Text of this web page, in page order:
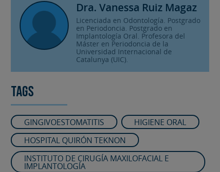
Dra. Vanessa Ruiz Magaz
Licenciada en Odontología. Postgrado
en Periodoncia. Postgrado en
Implantología Oral. Profesora del
Máster en Periodoncia de la
Universidad Internacional de
Catalunya (UIC).
Tags
GINGIVOESTOMATITIS
HIGIENE ORAL
HOSPITAL QUIRÓN TEKNON
INSTITUTO DE CIRUGÍA MAXILOFACIAL E
IMPLANTOLOGÍA